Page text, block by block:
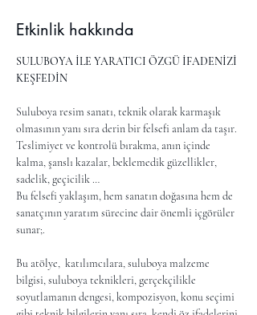
Etkinlik hakkında
SULUBOYA İLE YARATICI ÖZGÜ İFADENİZİ
KEŞFEDİN
Suluboya resim sanatı, teknik olarak karmaşık
olmasının yanı sıra derin bir felsefi anlam da taşır.
Teslimiyet ve kontrolü bırakma, anın içinde
kalma, şanslı kazalar, beklemedik güzellikler,
sadelik, geçicilik …
Bu felsefi yaklaşım, hem sanatın doğasına hem de
sanatçının yaratım sürecine dair önemli içgörüler
sunar;.
Bu atölye,  katılımcılara, suluboya malzeme
bilgisi, suluboya teknikleri, gerçekçilikle
soyutlamanın dengesi, kompozisyon, konu seçimi